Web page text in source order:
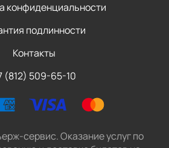
конфиденциальности
подлинности
Контакты
(812) 509-65-10
сервис. Оказание услуг по